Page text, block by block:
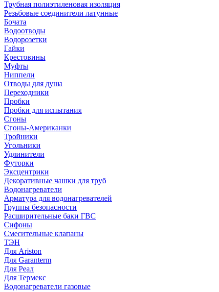
Трубная полиэтиленовая изоляция
Резьбовые соединители латунные
Бочата
Водоотводы
Водорозетки
Гайки
Крестовины
Муфты
Ниппели
Отводы для душа
Переходники
Пробки
Пробки для испытания
Сгоны
Сгоны-Американки
Тройники
Угольники
Удлинители
Футорки
Эксцентрики
Декоративные чашки для труб
Водонагреватели
Арматура для водонагревателей
Группы безопасности
Расширительные баки ГВС
Сифоны
Смесительные клапаны
ТЭН
Для Ariston
Для Garanterm
Для Реал
Для Термекс
Водонагреватели газовые